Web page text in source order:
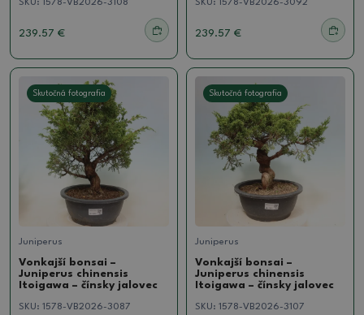
SKU: 1578-VB2026-3108
239.57 €
SKU: 1578-VB2026-3092
239.57 €
Skutočná fotografia
Juniperus
Vonkajší bonsai –
Juniperus chinensis
Itoigawa – čínsky jalovec
SKU: 1578-VB2026-3087
Skutočná fotografia
Juniperus
Vonkajší bonsai –
Juniperus chinensis
Itoigawa – čínsky jalovec
SKU: 1578-VB2026-3107